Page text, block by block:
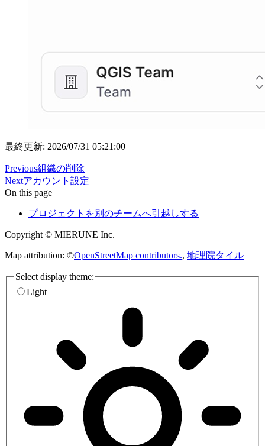
最終更新: 2026/07/31 05:21:00
Previous組織の削除
Nextアカウント設定
On this page
プロジェクトを別のチームへ引越しする
Copyright © MIERUNE Inc.
Map attribution: ©OpenStreetMap contributors., 地理院タイル
Select display theme:
Light